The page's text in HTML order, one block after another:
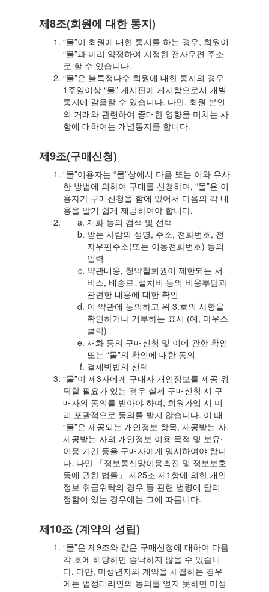
제8조(회원에 대한 통지)
“몰”이 회원에 대한 통지를 하는 경우, 회원이
“몰”과 미리 약정하여 지정한 전자우편 주소
로 할 수 있습니다.
“몰”은 불특정다수 회원에 대한 통지의 경우
1주일이상 “몰” 게시판에 게시함으로서 개별
통지에 갈음할 수 있습니다. 다만, 회원 본인
의 거래와 관련하여 중대한 영향을 미치는 사
항에 대하여는 개별통지를 합니다.
제9조(구매신청)
“몰”이용자는 “몰”상에서 다음 또는 이와 유사
한 방법에 의하여 구매를 신청하며, “몰”은 이
용자가 구매신청을 함에 있어서 다음의 각 내
용을 알기 쉽게 제공하여야 합니다.
재화 등의 검색 및 선택
받는 사람의 성명, 주소, 전화번호, 전
자우편주소(또는 이동전화번호) 등의
입력
약관내용, 청약철회권이 제한되는 서
비스, 배송료․설치비 등의 비용부담과
관련한 내용에 대한 확인
이 약관에 동의하고 위 3.호의 사항을
확인하거나 거부하는 표시 (예, 마우스
클릭)
재화 등의 구매신청 및 이에 관한 확인
또는 “몰”의 확인에 대한 동의
결제방법의 선택
“몰”이 제3자에게 구매자 개인정보를 제공·위
탁할 필요가 있는 경우 실제 구매신청 시 구
매자의 동의를 받아야 하며, 회원가입 시 미
리 포괄적으로 동의를 받지 않습니다. 이 때
“몰”은 제공되는 개인정보 항목, 제공받는 자,
제공받는 자의 개인정보 이용 목적 및 보유‧
이용 기간 등을 구매자에게 명시하여야 합니
다. 다만 「정보통신망이용촉진 및 정보보호
등에 관한 법률」 제25조 제1항에 의한 개인
정보 취급위탁의 경우 등 관련 법령에 달리
정함이 있는 경우에는 그에 따릅니다.
제10조 (계약의 성립)
“몰”은 제9조와 같은 구매신청에 대하여 다음
각 호에 해당하면 승낙하지 않을 수 있습니
다. 다만, 미성년자와 계약을 체결하는 경우
에는 법정대리인의 동의를 얻지 못하면 미성